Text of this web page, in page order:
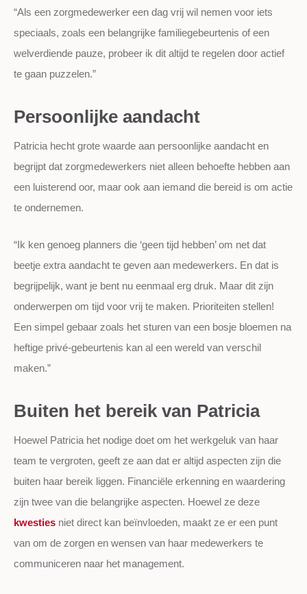
“Als een zorgmedewerker een dag vrij wil nemen voor iets
speciaals, zoals een belangrijke familiegebeurtenis of een
welverdiende pauze, probeer ik dit altijd te regelen door actief
te gaan puzzelen.”
Persoonlijke aandacht
Patricia hecht grote waarde aan persoonlijke aandacht en
begrijpt dat zorgmedewerkers niet alleen behoefte hebben aan
een luisterend oor, maar ook aan iemand die bereid is om actie
te ondernemen.
“Ik ken genoeg planners die ‘geen tijd hebben’ om net dat
beetje extra aandacht te geven aan medewerkers. En dat is
begrijpelijk, want je bent nu eenmaal erg druk. Maar dit zijn
onderwerpen om tijd voor vrij te maken. Prioriteiten stellen!
Een simpel gebaar zoals het sturen van een bosje bloemen na
heftige privé-gebeurtenis kan al een wereld van verschil
maken.”
Buiten het bereik van Patricia
Hoewel Patricia het nodige doet om het werkgeluk van haar
team te vergroten, geeft ze aan dat er altijd aspecten zijn die
buiten haar bereik liggen. Financiële erkenning en waardering
zijn twee van die belangrijke aspecten. Hoewel ze deze
kwesties niet direct kan beïnvloeden, maakt ze er een punt
van om de zorgen en wensen van haar medewerkers te
communiceren naar het management.